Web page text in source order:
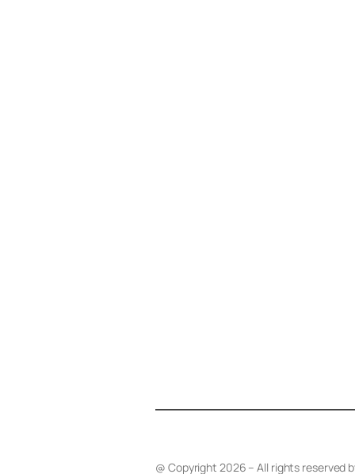
@ Copyright 2026 – All rights reserved